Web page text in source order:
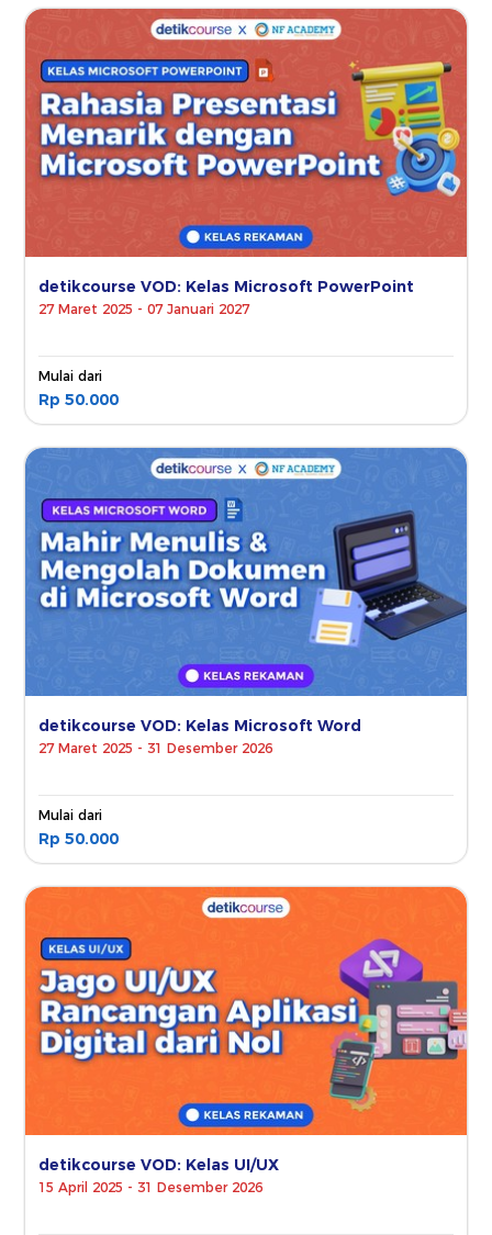
detikcourse VOD: Kelas Microsoft PowerPoint
27 Maret 2025 - 07 Januari 2027
Mulai dari
Rp 50.000
detikcourse VOD: Kelas Microsoft Word
27 Maret 2025 - 31 Desember 2026
Mulai dari
Rp 50.000
detikcourse VOD: Kelas UI/UX
15 April 2025 - 31 Desember 2026